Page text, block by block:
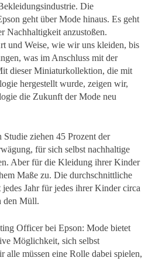
Die
geht über Mode hinaus. Es geht
Nachhaltigkeit anzustoßen.
und Weise, wie wir uns kleiden, bis
was im Anschluss mit der
dieser Miniaturkollektion, die mit
hergestellt wurde, zeigen wir,
die Zukunft der Mode neu
ziehen 45 Prozent der
für sich selbst nachhaltige
Aber für die Kleidung ihrer Kinder
Maße zu. Die durchschnittliche
Jahr für jedes ihrer Kinder circa
den Müll.
Officer bei Epson: Mode bietet
Möglichkeit, sich selbst
alle müssen eine Rolle dabei spielen,